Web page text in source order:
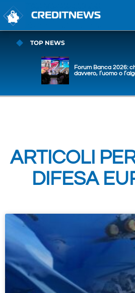
TOP NEWS
Forum Banca 2026:
davvero, l’uomo o
ARTICOLI
DIFESA